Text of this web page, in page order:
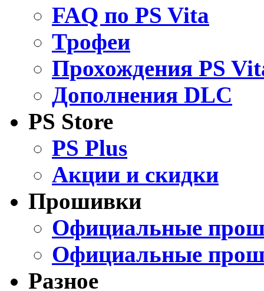
FAQ по PS Vita
Трофеи
Прохождения PS
Дополнения DLC
PS Store
PS Plus
Акции и скидки
Прошивки
Официальные
Официальные
Разное